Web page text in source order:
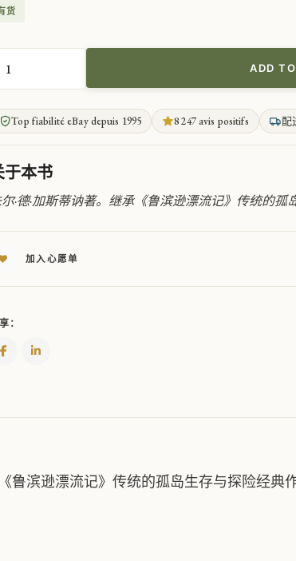
货
ADD
Top fiabilité eBay depuis 1995 8 247 avis positifs 配
于本书
·德·加斯蒂讷著。继承《鲁滨逊漂流记》传统的孤
加入心愿单
：
鲁滨逊漂流记》传统的孤岛生存与探险经典作